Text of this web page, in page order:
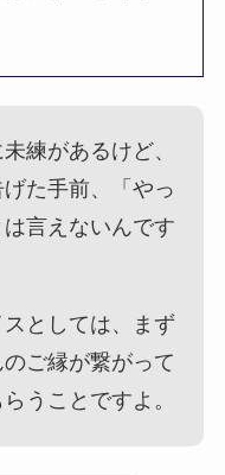
練があるけど、
た手前、「やっ
言えないんです
としては、まず
ご縁が繋がって
うことですよ。